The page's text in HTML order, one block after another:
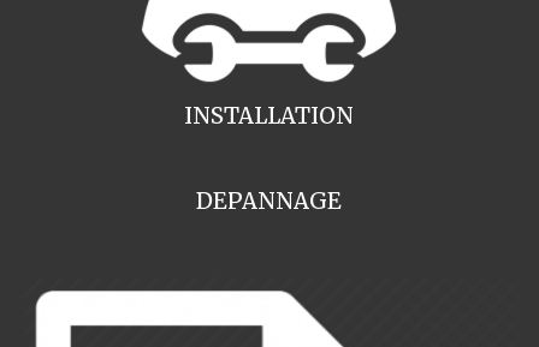
INSTALLATION
DEPANNAGE